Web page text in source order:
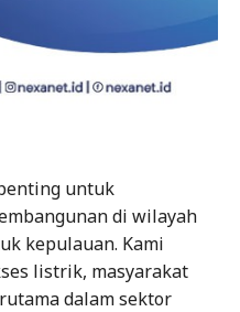
untuk
di wilayah
kepulauan. Kami
listrik, masyarakat
dalam sektor